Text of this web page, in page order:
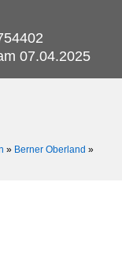
07.04.2025
» Berner Oberland »